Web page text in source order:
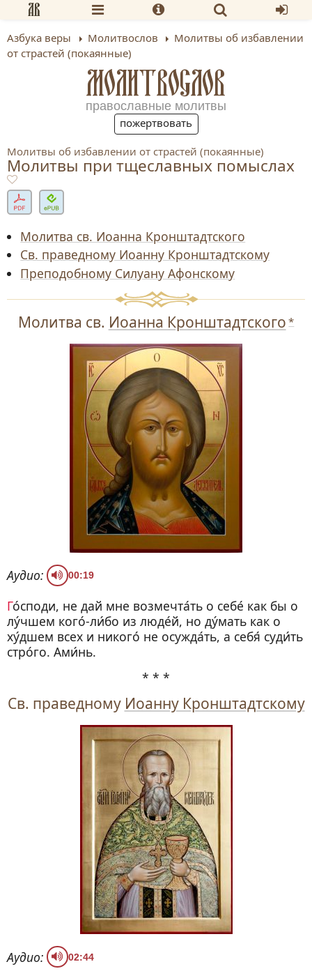
Азбука веры Молитвослов
Молитвы об избавлении
от страстей (покаянные)
МОЛИТВОСЛОВ
православные молитвы
пожертвовать
Молитвы об избавлении от страстей (покаянные)
Молитвы при тщеславных помыслах
Молитва св. Иоанна Кронштадтского
Св. праведному Иоанну Кронштадтскому
Преподобному Силуану Афонскому
Молитва св. Иоанна Кронштадтского *
Аудио: 00:19
Го́споди, не дай мне возмечта́ть о себе́ как бы о
лу́чшем кого́-ли́бо из люде́й, но ду́мать как о
ху́дшем всех и никого́ не осужда́ть, а себя́ суди́ть
стро́го. Ами́нь.
* * *
Св. праведному Иоанну Кронштадтскому
Аудио: 02:44